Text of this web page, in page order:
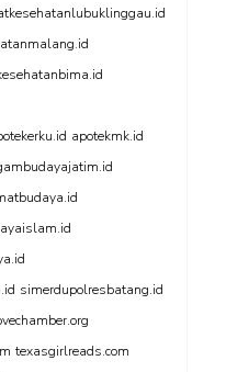
apotekmk.id
simerdupolresbatang.id
texasgirlreads.com